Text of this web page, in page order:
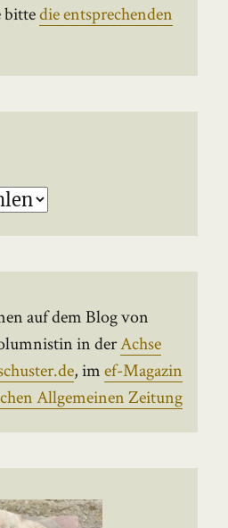
bittedie entsprechenden
auf dem Blog von
in derAchse
, imef-Magazin
Allgemeinen Zeitung